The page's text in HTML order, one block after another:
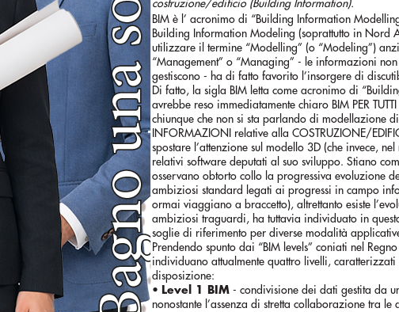
costruzione/edificio (Building Information).
BIM è l’ acronimo di “Building Information
Building Information Modeling (soprattutto in Nord
utilizzare il termine “Modelling” (o “Modeling”)
“Management” o “Managing” - le informazioni
gestiscono - ha di fatto favorito l’insorgere di
Di fatto, la sigla BIM letta come acronimo di
avrebbe reso immediatamente chiaro BIM PER
chiunque che non si sta parlando di modellazione
INFORMAZIONI relative alla COSTRUZIONE/
spostare l’attenzione sul modello 3D (che invece,
relativi software deputati al suo sviluppo. Stiano
osservano obtorto collo la progressiva evoluzione
ambiziosi standard legati ai progressi in campo
ormai viaggiano a braccetto), altrettanto esiste
ambiziosi traguardi, ha tuttavia individuato in
soglie di riferimento per diverse modalità
Prendendo spunto dai “BIM levels” coniati nel
individuano attualmente quattro livelli,
disposizione:
• Level 1 BIM - condivisione dei dati gestita da
nonostante l’assenza di stretta collaborazione tra